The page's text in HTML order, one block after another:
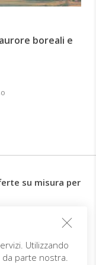
boreali e
su misura per
Utilizzando
da parte nostra.